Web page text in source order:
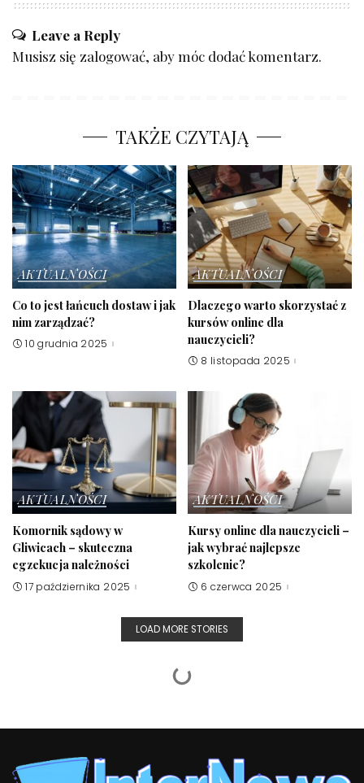
Leave a Reply
Musisz się zalogować, aby móc dodać komentarz.
TAKŻE CZYTAJĄ
AKTUALNOŚCI
Co to jest łańcuch dostaw i jak
nim zarządzać?
10 grudnia 2025
AKTUALNOŚCI
Dlaczego warto skorzystać z
kursów online dla
nauczycieli?
8 listopada 2025
AKTUALNOŚCI
Komornik sądowy w
Gliwicach – skuteczna
egzekucja należności
17 października 2025
AKTUALNOŚCI
Kursy online dla nauczycieli –
jak wybrać najlepsze
szkolenie?
6 czerwca 2025
LOAD MORE STORIES